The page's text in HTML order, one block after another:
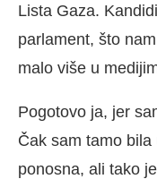
Lista Gaza.
parlament, što
malo više u
Pogotovo ja, jer
Čak sam tamo
ponosna, ali tako